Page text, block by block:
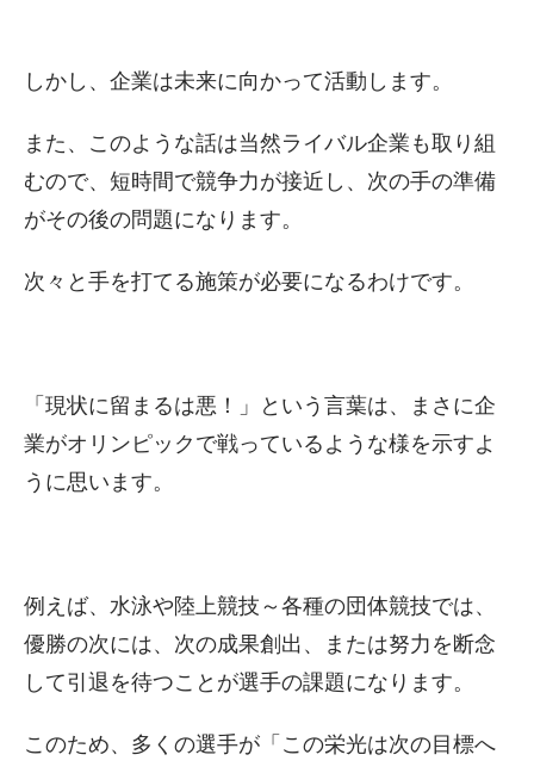
しかし、企業は未来に向かって活動します。
また、このような話は当然ライバル企業も取り組
むので、短時間で競争力が接近し、次の手の準備
がその後の問題になります。
次々と手を打てる施策が必要になるわけです。
「現状に留まるは悪！」という言葉は、まさに企
業がオリンピックで戦っているような様を示すよ
うに思います。
例えば、水泳や陸上競技～各種の団体競技では、
優勝の次には、次の成果創出、または努力を断念
して引退を待つことが選手の課題になります。
このため、多くの選手が「この栄光は次の目標へ